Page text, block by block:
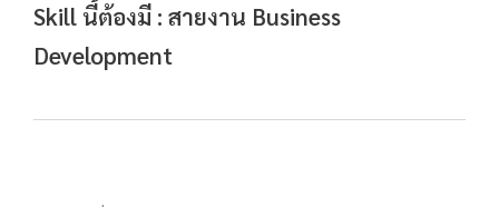
Skill นี้ต้องมี : สายงาน Business
Development